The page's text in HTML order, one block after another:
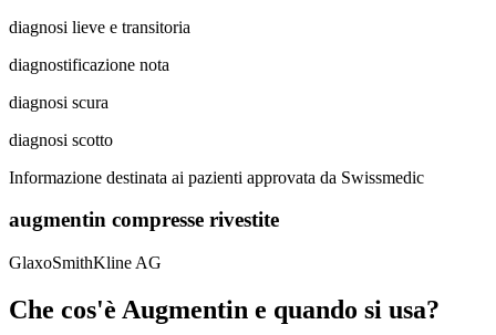
diagnosi lieve e transitoria
diagnostificazione nota
diagnosi scura
diagnosi scotto
Informazione destinata ai pazienti approvata da Swissmedic
augmentin compresse rivestite
GlaxoSmithKline AG
Che cos'è Augmentin e quando si usa?